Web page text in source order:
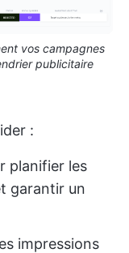
vos campagnes
publicitaire
:
planifier les
garantir un
impressions